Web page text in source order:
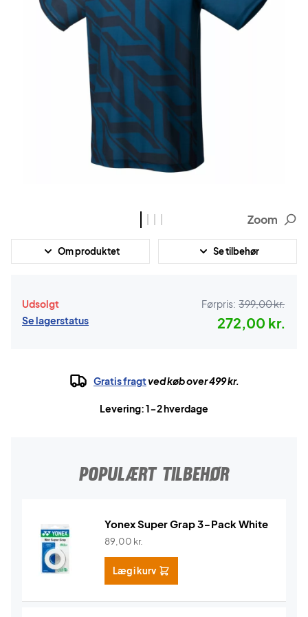
Zoom
Om produktet Se tilbehør
Udsolgt
Se lagerstatus
Førpris: 399,00 kr.
272,00 kr.
Gratis fragtved køb over 499 kr.
Levering: 1-2 hverdage
POPULÆRT TILBEHØR
Yonex Super Grap 3-Pack White
89,00 kr.
Læg i kurv